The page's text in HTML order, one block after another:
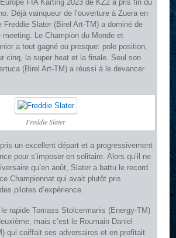
FIA Karting 2023 de KZ2 a pris fin du
Déjà vainqueur de l’ouverture à Zuera en
Freddie Slater (Birel Art-TM) a dominé de
meeting. Le Champion du Monde et
a tout gagné ou presque: pole position,
cinq, la super heat et la finale. Seul son
(Birel Art-TM) a réussi à le devancer
Freddie Slater
un excellent départ et a progressivement
pour s’imposer en solitaire. Alors qu’il ne
qu’en août, Slater a battu le record
Championnat qui avait plutôt pris
pilotes d’expérience.
rapide Tomass Stolcermanis (Energy-TM)
mais c’est le Roumain Daniel
qui coiffait ses adversaires et en profitait